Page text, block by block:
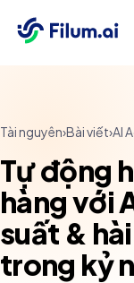
Tài nguyên›Bài viết›AI
Tự động
hàng với
suất &
trong kỷ